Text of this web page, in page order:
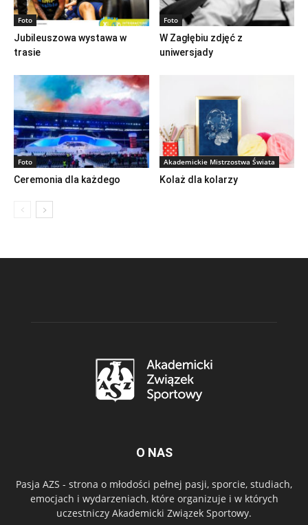
Foto
Jubileuszowa wystawa w
trasie
Foto
W Zagłębiu zdjęć z
uniwersjady
Foto
Ceremonia dla każdego
Akademickie Mistrzostwa Świata
Kolaż dla kolarzy
O NAS
Pasja AZS - strona o młodości pełnej pasji, sporcie, studiach,
emocjach i wydarzeniach, które organizuje i w których
uczestniczy Akademicki Związek Sportowy.